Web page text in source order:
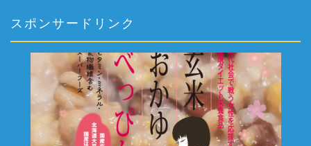
スポンサードリンク